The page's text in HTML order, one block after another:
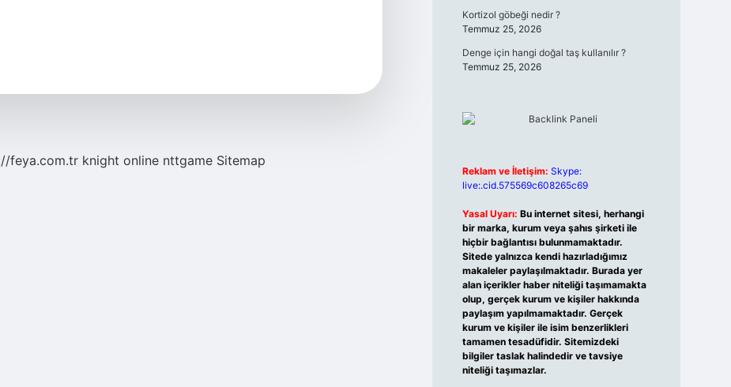
feya.com.tr knight online nttgame Sitemap
Kortizol göbeği nedir ?
Temmuz 25, 2026
Denge için hangi doğal taş kullanılır ?
Temmuz 25, 2026
Reklam ve İletişim: Skype:
live:.cid.575569c608265c69
Yasal Uyarı: Bu internet sitesi, herhangi
bir marka, kurum veya şahıs şirketi ile
hiçbir bağlantısı bulunmamaktadır.
Sitede yalnızca kendi hazırladığımız
makaleler paylaşılmaktadır. Burada yer
alan içerikler haber niteliği taşımamakta
olup, gerçek kurum ve kişiler hakkında
paylaşım yapılmamaktadır. Gerçek
kurum ve kişiler ile isim benzerlikleri
tamamen tesadüfidir. Sitemizdeki
bilgiler taslak halindedir ve tavsiye
niteliği taşımazlar.